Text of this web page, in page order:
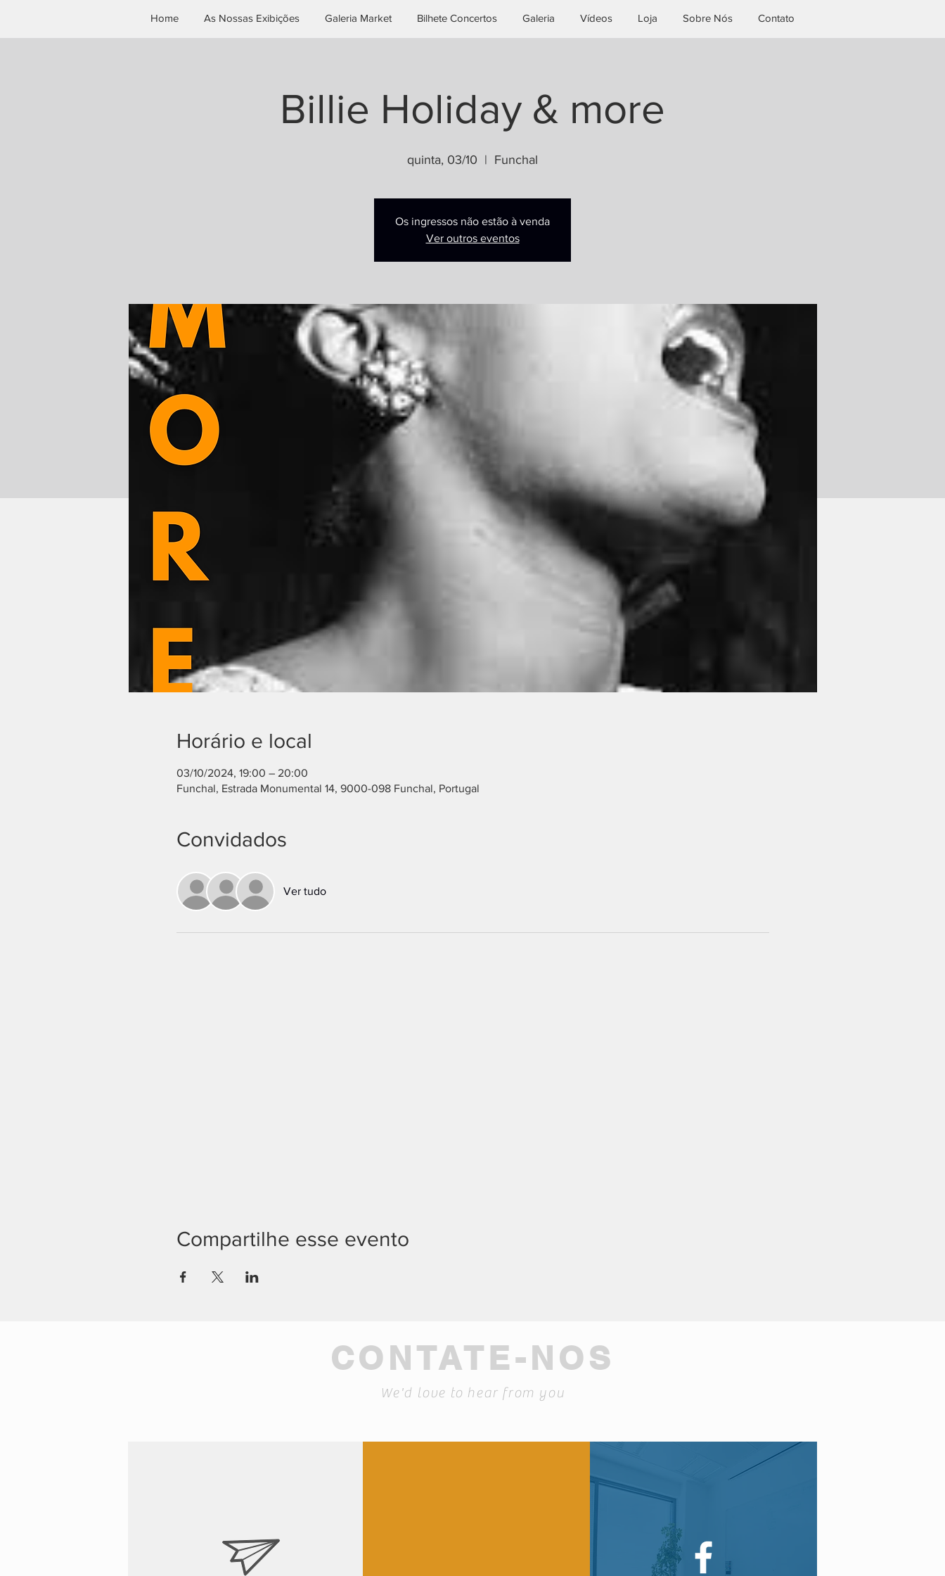
Home As Nossas Exibições Galeria Market Bilhete Concertos Galeria Vídeos Loja Sobre Nós Contato
Billie Holiday & more
quinta, 03/10
  |
Funchal
Os ingressos não estão à venda
Ver outros eventos
Horário e local
03/10/2024, 19:00 – 20:00
Funchal, Estrada Monumental 14, 9000-098 Funchal, Portugal
Convidados
Ver tudo
Compartilhe esse evento
CONTATE-NOS
We'd love to hear from you